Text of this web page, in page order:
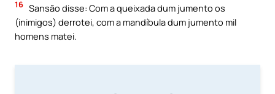
16 Sansão disse: Com a queixada dum jumento os
(inimigos) derrotei, com a mandíbula dum jumento mil
homens matei.